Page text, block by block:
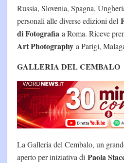
Russia, Slovenia, Spagna,
personali alle diverse edizioni del
di Fotografia a Roma. Riceve
Art Photography a Parigi,
GALLERIA DEL CEMBALO
La Galleria del Cembalo, un
aperto per iniziativa di Paola